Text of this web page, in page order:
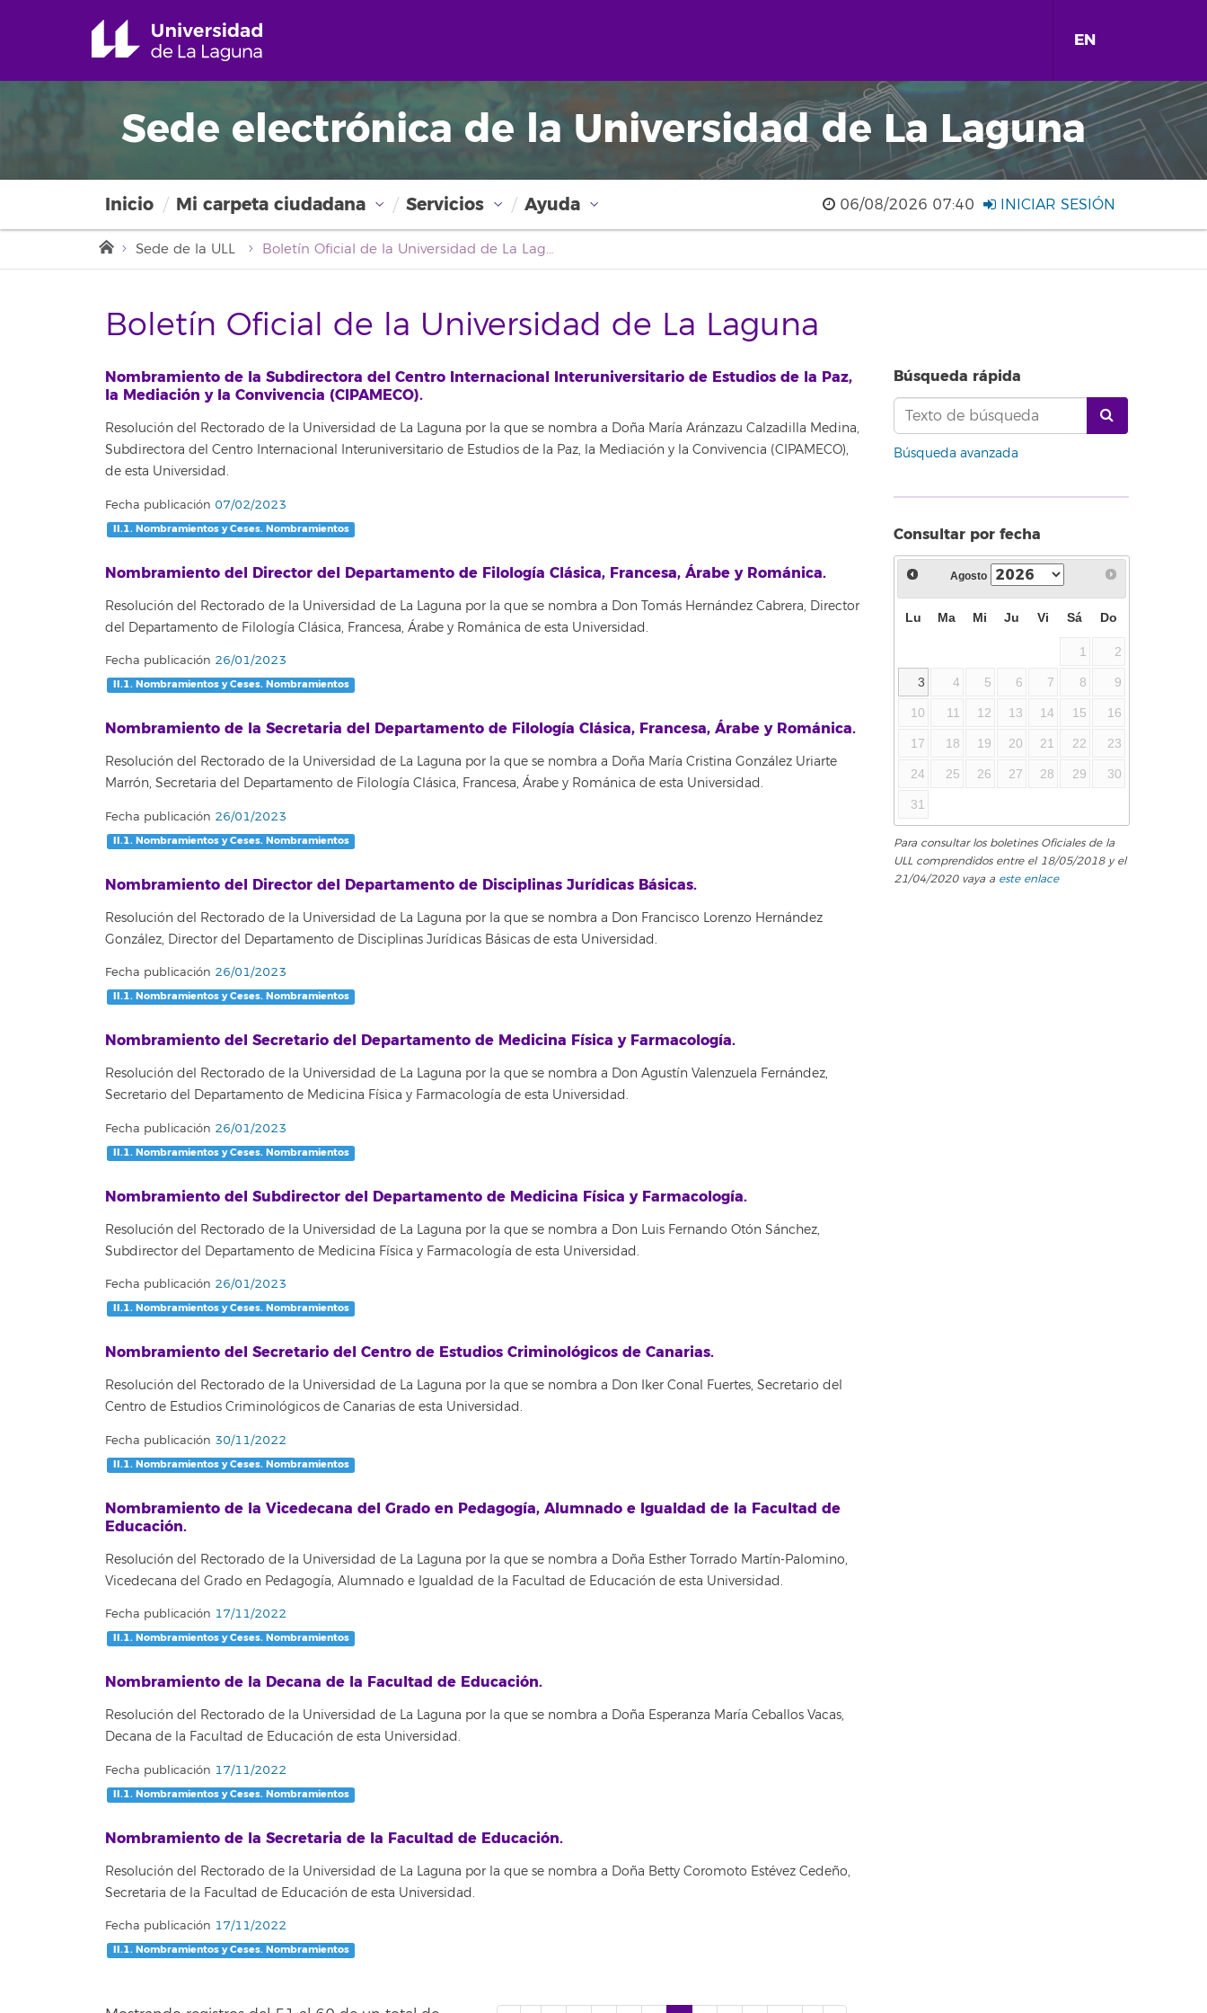
EN
Sede electrónica de la Universidad de La Laguna
Inicio Mi carpeta ciudadana Servicios Ayuda 06/08/2026 07:40 INICIAR SESIÓN
Sede de la ULL Boletín Oficial de la Universidad de La Laguna
Boletín Oficial de la Universidad de La Laguna
Nombramiento de la Subdirectora del Centro Internacional Interuniversitario de Estudios de la Paz,
la Mediación y la Convivencia (CIPAMECO).
Resolución del Rectorado de la Universidad de La Laguna por la que se nombra a Doña María Aránzazu Calzadilla Medina,
Subdirectora del Centro Internacional Interuniversitario de Estudios de la Paz, la Mediación y la Convivencia (CIPAMECO),
de esta Universidad.
Fecha publicación 07/02/2023
II.1. Nombramientos y Ceses. Nombramientos
Nombramiento del Director del Departamento de Filología Clásica, Francesa, Árabe y Románica.
Resolución del Rectorado de la Universidad de La Laguna por la que se nombra a Don Tomás Hernández Cabrera, Director
del Departamento de Filología Clásica, Francesa, Árabe y Románica de esta Universidad.
Fecha publicación 26/01/2023
II.1. Nombramientos y Ceses. Nombramientos
Nombramiento de la Secretaria del Departamento de Filología Clásica, Francesa, Árabe y Románica.
Resolución del Rectorado de la Universidad de La Laguna por la que se nombra a Doña María Cristina González Uriarte
Marrón, Secretaria del Departamento de Filología Clásica, Francesa, Árabe y Románica de esta Universidad.
Fecha publicación 26/01/2023
II.1. Nombramientos y Ceses. Nombramientos
Nombramiento del Director del Departamento de Disciplinas Jurídicas Básicas.
Resolución del Rectorado de la Universidad de La Laguna por la que se nombra a Don Francisco Lorenzo Hernández
González, Director del Departamento de Disciplinas Jurídicas Básicas de esta Universidad.
Fecha publicación 26/01/2023
II.1. Nombramientos y Ceses. Nombramientos
Nombramiento del Secretario del Departamento de Medicina Física y Farmacología.
Resolución del Rectorado de la Universidad de La Laguna por la que se nombra a Don Agustín Valenzuela Fernández,
Secretario del Departamento de Medicina Física y Farmacología de esta Universidad.
Fecha publicación 26/01/2023
II.1. Nombramientos y Ceses. Nombramientos
Nombramiento del Subdirector del Departamento de Medicina Física y Farmacología.
Resolución del Rectorado de la Universidad de La Laguna por la que se nombra a Don Luis Fernando Otón Sánchez,
Subdirector del Departamento de Medicina Física y Farmacología de esta Universidad.
Fecha publicación 26/01/2023
II.1. Nombramientos y Ceses. Nombramientos
Nombramiento del Secretario del Centro de Estudios Criminológicos de Canarias.
Resolución del Rectorado de la Universidad de La Laguna por la que se nombra a Don Iker Conal Fuertes, Secretario del
Centro de Estudios Criminológicos de Canarias de esta Universidad.
Fecha publicación 30/11/2022
II.1. Nombramientos y Ceses. Nombramientos
Nombramiento de la Vicedecana del Grado en Pedagogía, Alumnado e Igualdad de la Facultad de
Educación.
Resolución del Rectorado de la Universidad de La Laguna por la que se nombra a Doña Esther Torrado Martín-Palomino,
Vicedecana del Grado en Pedagogía, Alumnado e Igualdad de la Facultad de Educación de esta Universidad.
Fecha publicación 17/11/2022
II.1. Nombramientos y Ceses. Nombramientos
Nombramiento de la Decana de la Facultad de Educación.
Resolución del Rectorado de la Universidad de La Laguna por la que se nombra a Doña Esperanza María Ceballos Vacas,
Decana de la Facultad de Educación de esta Universidad.
Fecha publicación 17/11/2022
II.1. Nombramientos y Ceses. Nombramientos
Nombramiento de la Secretaria de la Facultad de Educación.
Resolución del Rectorado de la Universidad de La Laguna por la que se nombra a Doña Betty Coromoto Estévez Cedeño,
Secretaria de la Facultad de Educación de esta Universidad.
Fecha publicación 17/11/2022
II.1. Nombramientos y Ceses. Nombramientos
Búsqueda rápida
Búsqueda avanzada
Consultar por fecha
Agosto
Lu Ma Mi Ju Vi Sá Do
1 2
3 4 5 6 7 8 9
10 11 12 13 14 15 16
17 18 19 20 21 22 23
24 25 26 27 28 29 30
31
Para consultar los boletines Oficiales de la
ULL comprendidos entre el 18/05/2018 y el
21/04/2020 vaya a este enlace